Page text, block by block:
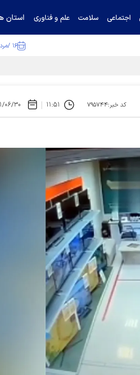
اجتماعی سلامت علم و فناوری استان
۱۶ /مرداد /۱۴۰۵
هم امتیاز شد
کد خبر:۷۹۵۷۴۴ ۱۱:۵۱ ۱۴۰۱/